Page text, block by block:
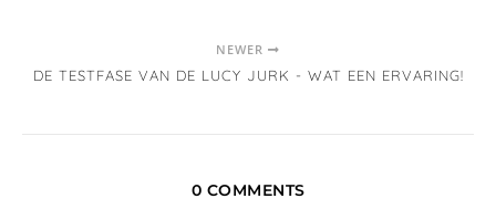
NEWER
DE TESTFASE VAN DE LUCY JURK - WAT EEN ERVARING!
0 COMMENTS